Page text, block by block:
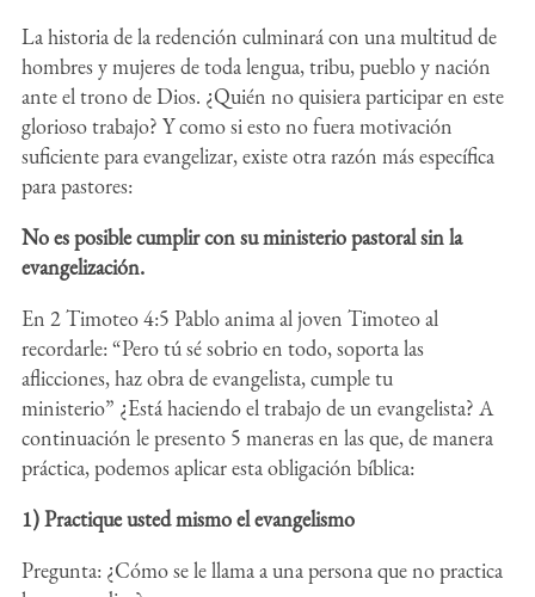
La historia de la redención culminará con una multitud de
hombres y mujeres de toda lengua, tribu, pueblo y nación
ante el trono de Dios. ¿Quién no quisiera participar en este
glorioso trabajo? Y como si esto no fuera motivación
suficiente para evangelizar, existe otra razón más específica
para pastores:
No es posible cumplir con su ministerio pastoral sin la
evangelización.
En 2 Timoteo 4:5 Pablo anima al joven Timoteo al
recordarle: “Pero tú sé sobrio en todo, soporta las
aflicciones, haz obra de evangelista, cumple tu
ministerio” ¿Está haciendo el trabajo de un evangelista? A
continuación le presento 5 maneras en las que, de manera
práctica, podemos aplicar esta obligación bíblica:
1) Practique usted mismo el evangelismo
Pregunta: ¿Cómo se le llama a una persona que no practica